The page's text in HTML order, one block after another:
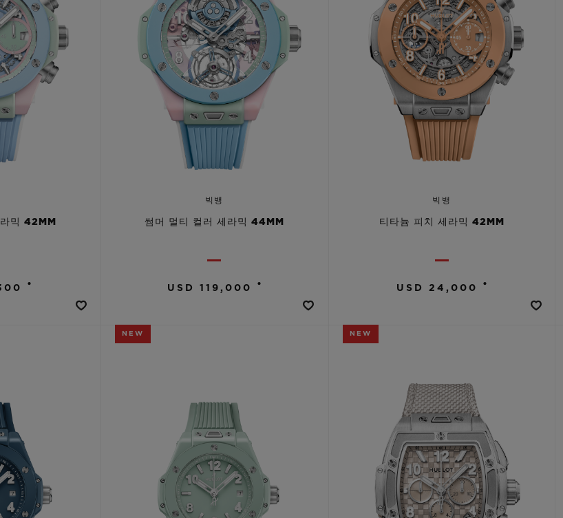
믹 42MM
•
빅뱅
썸머 멀티 컬러 세라믹 44MM
USD 119,000 •
빅뱅
티타늄 피치 세라믹 42MM
USD 24,000 •
NEW NEW